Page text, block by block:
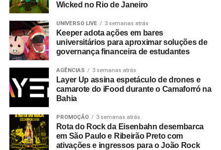
Wicked no Rio de Janeiro
UNIVERSO LIVE 3 semanas atrás
Keeper adota ações em bares
universitários para aproximar soluções de
governança financeira de estudantes
AGÊNCIAS 3 semanas atrás
Layer Up assina espetáculo de drones e
camarote do iFood durante o Camaforró na
Bahia
PROMOÇÃO 3 semanas atrás
Rota do Rock da Eisenbahn desembarca
em São Paulo e Ribeirão Preto com
ativações e ingressos para o João Rock